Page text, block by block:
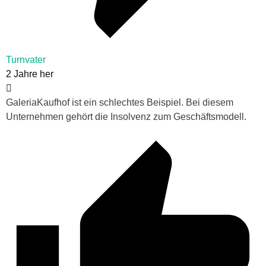
Turnvater
2 Jahre her
GaleriaKaufhof ist ein schlechtes Beispiel. Bei diesem
Unternehmen gehört die Insolvenz zum Geschäftsmodell.